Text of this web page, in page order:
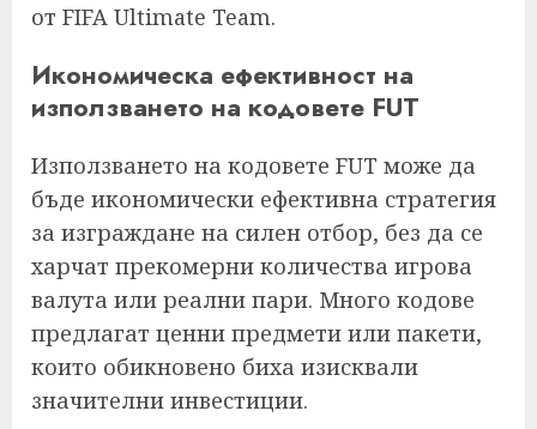
от FIFA Ultimate Team.
Икономическа ефективност на
използването на кодовете FUT
Използването на кодовете FUT може да
бъде икономически ефективна стратегия
за изграждане на силен отбор, без да се
харчат прекомерни количества игрова
валута или реални пари. Много кодове
предлагат ценни предмети или пакети,
които обикновено биха изисквали
значителни инвестиции.